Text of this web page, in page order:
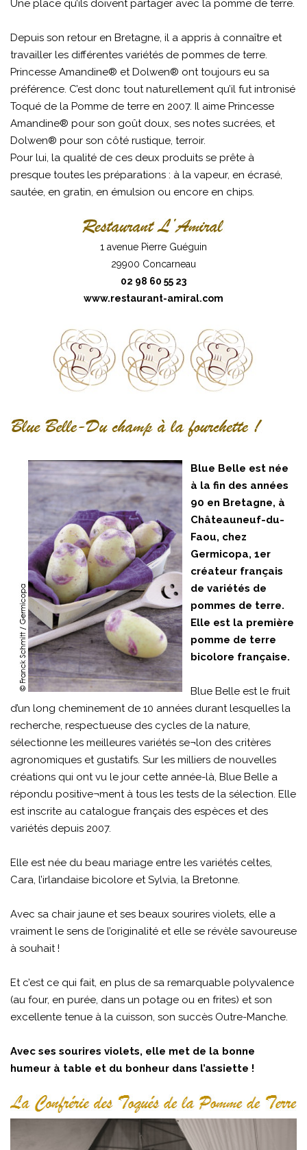
Une place qu’ils doivent partager avec la pomme de terre.
Depuis son retour en Bretagne, il a appris à connaître et
travailler les différentes variétés de pommes de terre.
Princesse Amandine® et Dolwen® ont toujours eu sa
préférence. C’est donc tout naturellement qu’il fut intronisé
Toqué de la Pomme de terre en 2007. Il aime Princesse
Amandine® pour son goût doux, ses notes sucrées, et
Dolwen® pour son côté rustique, terroir.
Pour lui, la qualité de ces deux produits se prête à
presque toutes les préparations : à la vapeur, en écrasé,
sautée, en gratin, en émulsion ou encore en chips.
1 avenue Pierre Guéguin
29900 Concarneau
02 98 60 55 23
www.restaurant-amiral.com
Blue Belle est née
à la fin des années
90 en Bretagne, à
Châteauneuf-du-
Faou, chez
Germicopa, 1er
créateur français
de variétés de
pommes de terre.
Elle est la première
pomme de terre
bicolore française.
Blue Belle est le fruit
d’un long cheminement de 10 années durant lesquelles la
recherche, respectueuse des cycles de la nature,
sélectionne les meilleures variétés se¬lon des critères
agronomiques et gustatifs. Sur les milliers de nouvelles
créations qui ont vu le jour cette année-là, Blue Belle a
répondu positive¬ment à tous les tests de la sélection. Elle
est inscrite au catalogue français des espèces et des
variétés depuis 2007.
Elle est née du beau mariage entre les variétés celtes,
Cara, l’irlandaise bicolore et Sylvia, la Bretonne.
Avec sa chair jaune et ses beaux sourires violets, elle a
vraiment le sens de l’originalité et elle se révèle savoureuse
à souhait !
Et c’est ce qui fait, en plus de sa remarquable polyvalence
(au four, en purée, dans un potage ou en frites) et son
excellente tenue à la cuisson, son succès Outre-Manche.
Avec ses sourires violets, elle met de la bonne
humeur à table et du bonheur dans l’assiette !